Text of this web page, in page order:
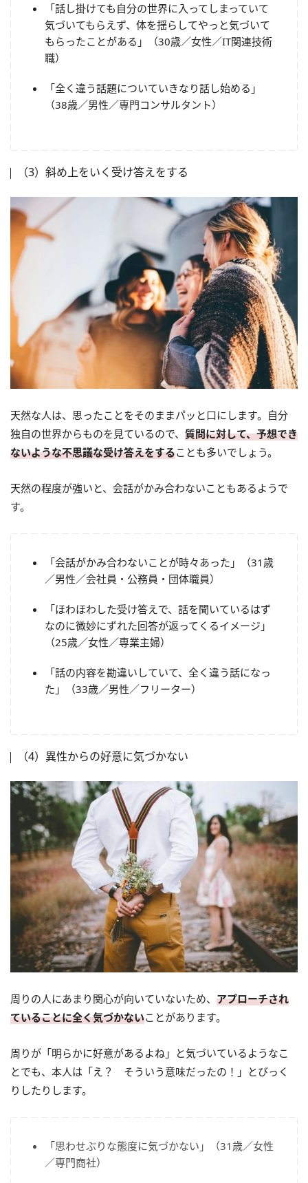
「話し掛けても自分の世界に入ってしまっていて
気づいてもらえず、体を揺らしてやっと気づいて
もらったことがある」（30歳／女性／IT関連技術
職）
「全く違う話題についていきなり話し始める」
（38歳／男性／専門コンサルタント）
（3）斜め上をいく受け答えをする
天然な人は、思ったことをそのままパッと口にします。自分
独自の世界からものを見ているので、 質問に対して、予想でき
ないような不思議な受け答えをすることも多いでしょう。
天然の程度が強いと、会話がかみ合わないこともあるようで
す。
「会話がかみ合わないことが時々あった」（31歳
／男性／会社員・公務員・団体職員）
「ほわほわした受け答えで、話を聞いているはず
なのに微妙にずれた回答が返ってくるイメージ」
（25歳／女性／専業主婦）
「話の内容を勘違いしていて、全く違う話になっ
た」（33歳／男性／フリーター）
（4）異性からの好意に気づかない
周りの人にあまり関心が向いていないため、 アプローチされ
ていることに全く気づかないことがあります。
周りが「明らかに好意があるよね」と気づいているようなこ
とでも、本人は「え？ そういう意味だったの！」とびっく
りしたりします。
「思わせぶりな態度に気づかない」（31歳／女性
／専門商社）